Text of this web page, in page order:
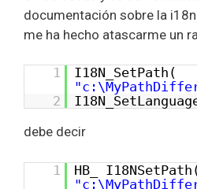
documentación sobre la
me ha hecho atascarme un
1
I18N_SetPath(
2
debe decir
1
HB_